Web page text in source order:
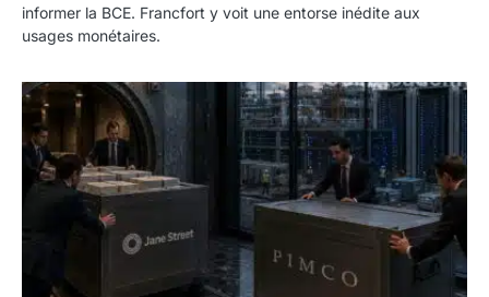
informer la BCE. Francfort y voit une entorse inédite aux
usages monétaires.
Jane Street négocie le transfert de 11 milliards de